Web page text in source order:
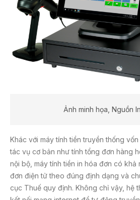
Ảnh minh họa, Nguồn
Khác với máy tính tiền truyền thống
tác vụ cơ bản như tính tổng đơn hàng
nội bộ, máy tính tiền in hóa đơn có khả
đơn điện tử theo đúng định dạng và
cục Thuế quy định. Không chỉ vậy, hệ